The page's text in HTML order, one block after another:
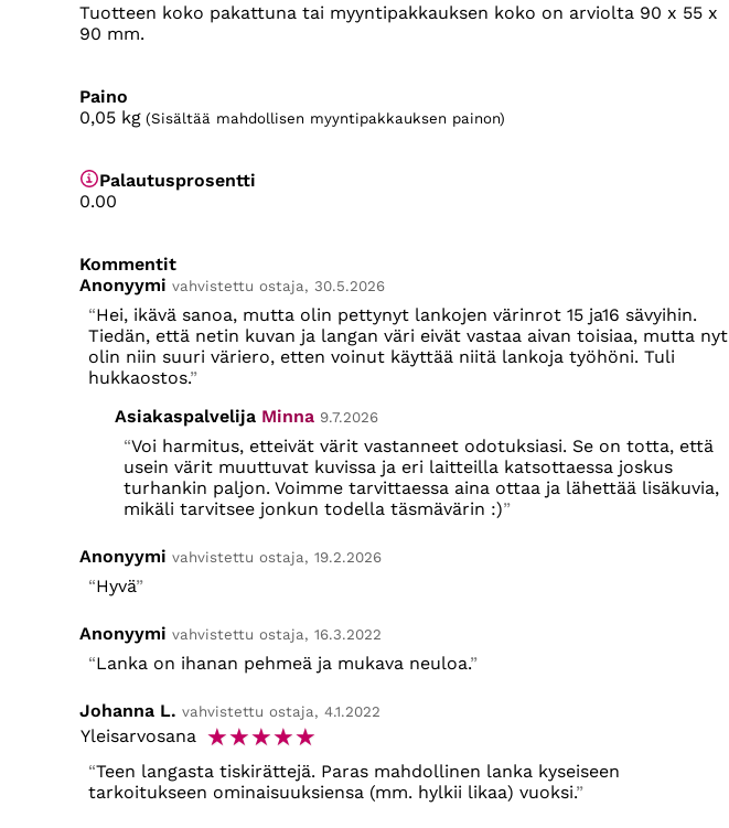
Tuotteen koko pakattuna tai myyntipakkauksen koko on arviolta 90 x 55 x
90 mm.
Paino
0,05 kg (Sisältää mahdollisen myyntipakkauksen painon)
Palautusprosentti
0.00
Kommentit
Anonyymi vahvistettu ostaja, 30.5.2026
Hei, ikävä sanoa, mutta olin pettynyt lankojen värinrot 15 ja16 sävyihin.
Tiedän, että netin kuvan ja langan väri eivät vastaa aivan toisiaa, mutta nyt
olin niin suuri väriero, etten voinut käyttää niitä lankoja työhöni. Tuli
hukkaostos.
Asiakaspalvelija Minna 9.7.2026
Voi harmitus, etteivät värit vastanneet odotuksiasi. Se on totta, että
usein värit muuttuvat kuvissa ja eri laitteilla katsottaessa joskus
turhankin paljon. Voimme tarvittaessa aina ottaa ja lähettää lisäkuvia,
mikäli tarvitsee jonkun todella täsmävärin :)
Anonyymi vahvistettu ostaja, 19.2.2026
Hyvä
Anonyymi vahvistettu ostaja, 16.3.2022
Lanka on ihanan pehmeä ja mukava neuloa.
Johanna L. vahvistettu ostaja, 4.1.2022
Yleisarvosana ☆☆☆☆☆
Teen langasta tiskirättejä. Paras mahdollinen lanka kyseiseen
tarkoitukseen ominaisuuksiensa (mm. hylkii likaa) vuoksi.